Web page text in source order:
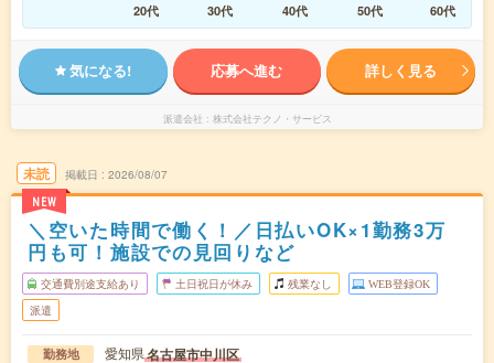
20代
30代 40代 50代 60代
気になる! 応募へ進む 詳しく見る
派遣会社 株式会社テクノ・サービス
未読
NEW
掲載日 2026/08/07
＼空いた時間で働く！／日払いOK×1勤務3万
円も可！施設での見回りなど
交通費別途支給あり 土日祝日が休み 残業なし WEB登録OK
派遣
勤務地 愛知県名古屋市中川区